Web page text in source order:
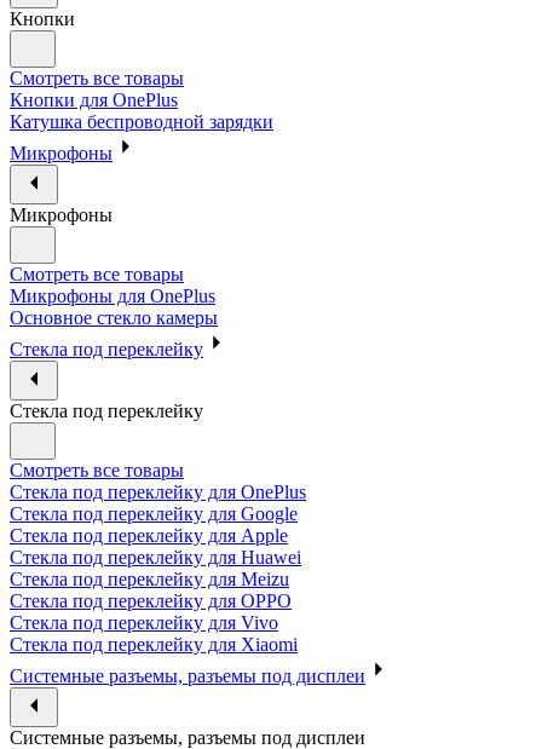
Кнопки
Смотреть все товары
Кнопки для OnePlus
Катушка беспроводной зарядки
Микрофоны
Микрофоны
Смотреть все товары
Микрофоны для OnePlus
Основное стекло камеры
Стекла под переклейку
Стекла под переклейку
Смотреть все товары
Стекла под переклейку для OnePlus
Стекла под переклейку для Google
Стекла под переклейку для Apple
Стекла под переклейку для Huawei
Стекла под переклейку для Meizu
Стекла под переклейку для OPPO
Стекла под переклейку для Vivo
Стекла под переклейку для Xiaomi
Системные разъемы, разъемы под дисплеи
Системные разъемы, разъемы под дисплеи